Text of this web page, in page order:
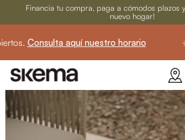
Ir al contenido
Financia tu compra, paga a cómodos plazos
nuevo hogar!
Consulta aquí nuestro horario ☀️